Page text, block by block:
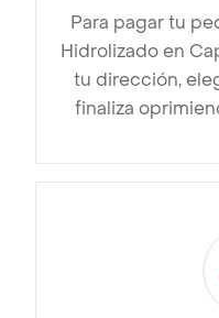
Para pagar tu
Hidrolizado en
tu dirección,
finaliza